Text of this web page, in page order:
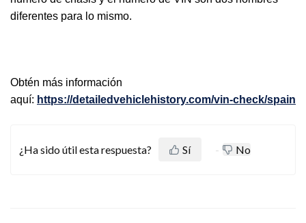
diferentes para lo mismo.
Obtén más información
aquí: https://detailedvehiclehistory.com/vin-check/spain
¿Ha sido útil esta respuesta? Sí No